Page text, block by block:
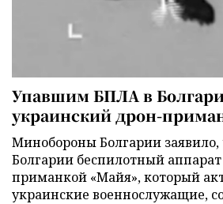
Упавшим БПЛА в
украинский дрон-
Минобороны Болгарии
Болгарии беспилотный
приманкой «Майя», который
украинские военнослужащие,